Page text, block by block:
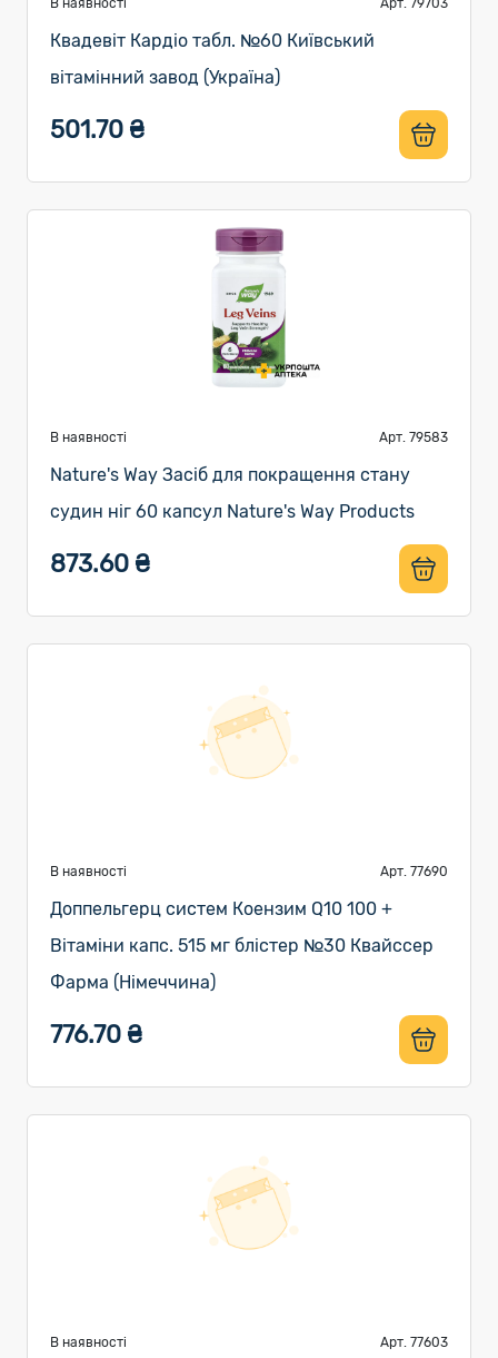
В наявності Арт. 79703
Квадевіт Кардіо табл. №60 Київський
вітамінний завод (Україна)
501.70 ₴
В наявності Арт. 79583
Nature's Way Засіб для покращення стану
судин ніг 60 капсул Nature's Way Products
873.60 ₴
В наявності Арт. 77690
Доппельгерц систем Коензим Q10 100 +
Вітаміни капс. 515 мг блістер №30 Квайссер
Фарма (Німеччина)
776.70 ₴
В наявності Арт. 77603